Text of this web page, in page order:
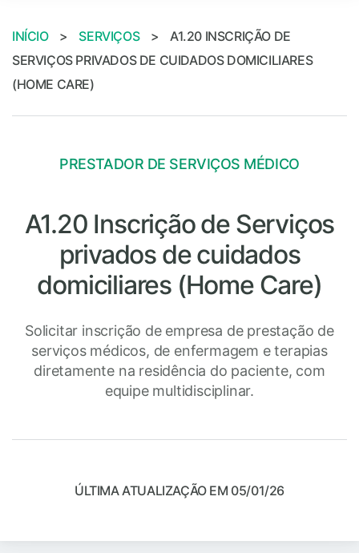
INÍCIO > SERVIÇOS >
A1.20 INSCRIÇÃO DE
SERVIÇOS PRIVADOS DE CUIDADOS DOMICILIARES
(HOME CARE)
PRESTADOR DE SERVIÇOS MÉDICO
A1.20 Inscrição de Serviços
privados de cuidados
domiciliares (Home Care)
Solicitar inscrição de empresa de prestação de
serviços médicos, de enfermagem e terapias
diretamente na residência do paciente, com
equipe multidisciplinar.
ÚLTIMA ATUALIZAÇÃO EM 05/01/26